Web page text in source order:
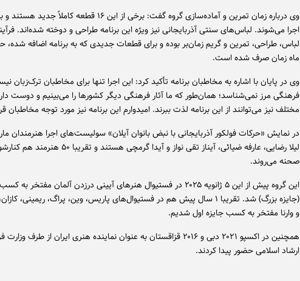
وی درباره زمان تمرین و آماده‌سازی گروه گفت: برخی از این ۱۶ قطعه
اجرا می‌شوند. لباس‌های سنتی آذربایجانی نیز ویژه این برنامه طراحی و دوخته شده‌اند.
ماه زمان صرف شده است.
وی در پایان با اشاره به مخاطبان برنامه تأکید کرد: این اجرا تنها برای مخاطبان ترک‌زبان
فرهنگی مرز نمی‌شناسد؛ همان‌طور که ما آثار فرهنگی دیگر کشورها را می‌بینیم و دوست
مختلف نیز می‌توانند از این برنامه لذت ببرند. امیدوارم این برنامه نیز مورد توجه مخاطبان
در نمایش «حرکات فولکور آذربایجانی با نبض بانوان آیلان» سولیست‌های اجرا هنرمندان
لیلا رضایی، عارفه ضیائی، آیناز تقی نواز و آیدا گرمچی هستند و
صحنه می‌روند.
این گروه پیش از این ۵ ژانویه ۲۰۲۵ در فستیوال هنرهای آیینی درزدن آلمان
(جایزه بزرگ) شد. تقریبا ۱ سال پیش هم در فستیوال‌های پاریس، وین، پراگ، ریمینی،
و وارنا مفتخر به کسب جایزه اول شدیم.
همچنین در اکسپو ۲۰۲۱ دبی و ۲۰۱۶ قزاقستان به عنوان نماینده هنری ایران از طرف
ارشاد اسلامی حضور پیدا کردند.